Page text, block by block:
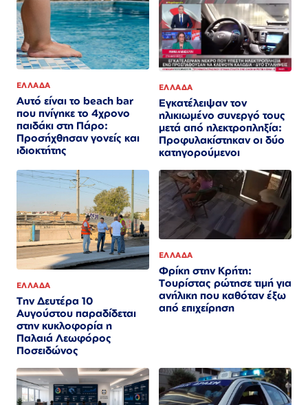
ΕΛΛΑΔΑ
Αυτό είναι το beach bar
που πνίγηκε το 4χρονο
παιδάκι στη Πάρο:
Προσήχθησαν γονείς και
ιδιοκτήτης
ΕΛΛΑΔΑ
Εγκατέλειψαν τον
ηλικιωμένο συνεργό τους
μετά από ηλεκτροπληξία:
Προφυλακίστηκαν οι δύο
κατηγορούμενοι
ΕΛΛΑΔΑ
Την Δευτέρα 10
Αυγούστου παραδίδεται
στην κυκλοφορία η
Παλαιά Λεωφόρος
Ποσειδώνος
ΕΛΛΑΔΑ
Φρίκη στην Κρήτη:
Τουρίστας ρώτησε τιμή για
ανήλικη που καθόταν έξω
από επιχείρηση